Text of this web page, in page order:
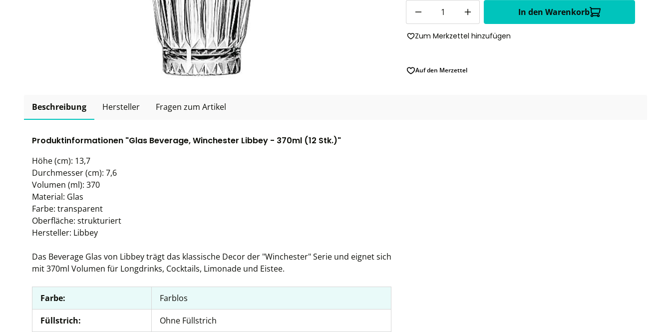
In den Warenkorb
Zum Merkzettel hinzufügen
Auf den Merzettel
Beschreibung Hersteller Fragen zum Artikel
Produktinformationen "Glas Beverage, Winchester Libbey - 370ml (12 Stk.)"
Höhe (cm): 13,7
Durchmesser (cm): 7,6
Volumen (ml): 370
Material: Glas
Farbe: transparent
Oberfläche: strukturiert
Hersteller: Libbey
Das Beverage Glas von Libbey trägt das klassische Decor der "Winchester" Serie und eignet sich
mit 370ml Volumen für Longdrinks, Cocktails, Limonade und Eistee.
Farbe: Farblos
Füllstrich: Ohne Füllstrich